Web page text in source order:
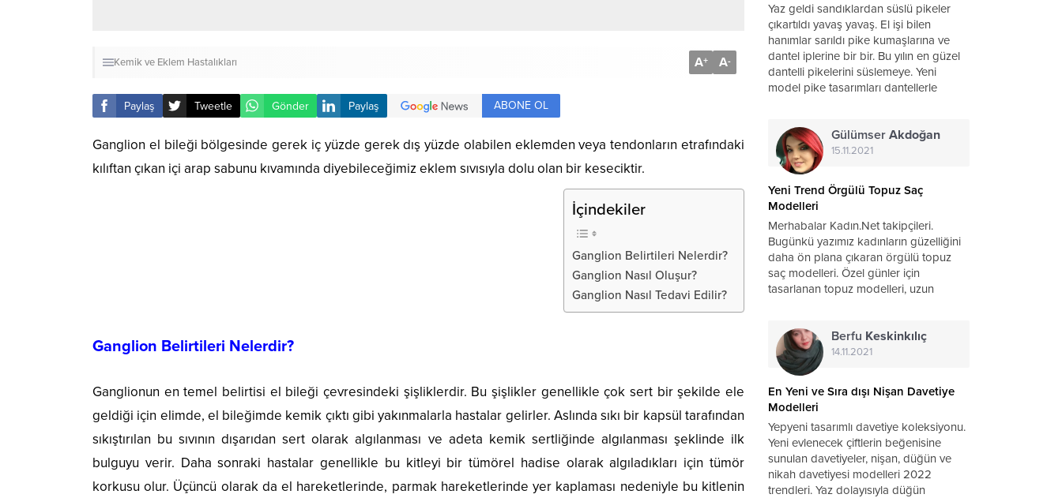
Kemik ve Eklem Hastalıkları A+ A-
Paylaş Tweetle Gönder Paylaş ABONE OL
Ganglion el bileği bölgesinde gerek iç yüzde gerek dış yüzde olabilen eklemden veya tendonların etrafındaki
kılıftan çıkan içi arap sabunu kıvamında diyebileceğimiz eklem sıvısıyla dolu olan bir keseciktir.
İçindekiler
Ganglion Belirtileri Nelerdir?
Ganglion Nasıl Oluşur?
Ganglion Nasıl Tedavi Edilir?
Ganglion Belirtileri Nelerdir?
Ganglionun en temel belirtisi el bileği çevresindeki şişliklerdir. Bu şişlikler genellikle çok sert bir şekilde ele
geldiği için elimde, el bileğimde kemik çıktı gibi yakınmalarla hastalar gelirler. Aslında sıkı bir kapsül tarafından
sıkıştırılan bu sıvının dışarıdan sert olarak algılanması ve adeta kemik sertliğinde algılanması şeklinde ilk
bulguyu verir. Daha sonraki hastalar genellikle bu kitleyi bir tümörel hadise olarak algıladıkları için tümör
korkusu olur. Üçüncü olarak da el hareketlerinde, parmak hareketlerinde yer kaplaması nedeniyle bu kitlenin
Yaz geldi sandıklardan süslü pikeler
çıkartıldı yavaş yavaş. El işi bilen
hanımlar sarıldı pike kumaşlarına ve
dantel iplerine bir bir. Bu yılın en güzel
dantelli pikelerini süslemeye. Yeni
model pike tasarımları dantellerle
Gülümser Akdoğan
15.11.2021
Yeni Trend Örgülü Topuz Saç
Modelleri
Merhabalar Kadın.Net takipçileri.
Bugünkü yazımız kadınların güzelliğini
daha ön plana çıkaran örgülü topuz
saç modelleri. Özel günler için
tasarlanan topuz modelleri, uzun
aksesuarları ile en şık abiye saçlar, elde
edebilirsiniz....
Berfu Keskinkılıç
14.11.2021
En Yeni ve Sıra dışı Nişan Davetiye
Modelleri
Yepyeni tasarımlı davetiye koleksiyonu.
Yeni evlenecek çiftlerin beğenisine
sunulan davetiyeler, nişan, düğün ve
nikah davetiyesi modelleri 2022
trendleri. Yaz dolayısıyla düğün